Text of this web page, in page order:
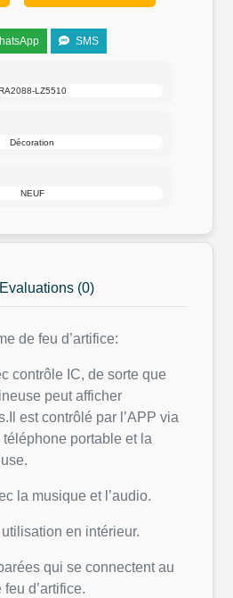
SMS
LZ5510
Décoration
NEUF
Evaluations (0)
de feu d’artifice:
contrôle IC, de sorte que
peut afficher
est contrôlé par l’APP via
portable et la
la musique et l’audio.
en intérieur.
qui se connectent au
d’artifice.